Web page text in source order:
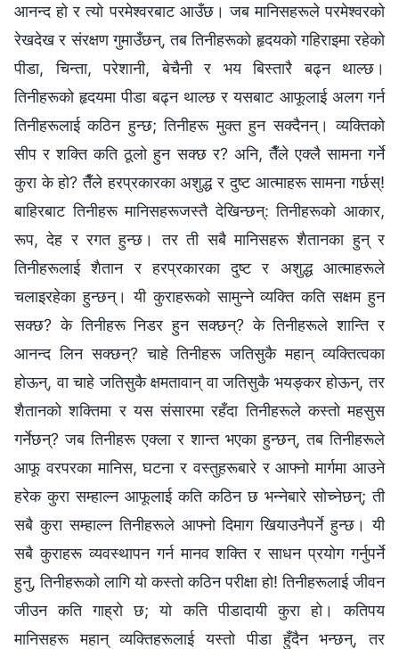
आनन्द हो र त्यो परमेश्‍वरबाट आउँछ। जब मानिसहरूले परमेश्‍वरको
रेखदेख र संरक्षण गुमाउँछन्, तब तिनीहरूको हृदयको गहिराइमा रहेको
पीडा, चिन्ता, परेशानी, बेचैनी र भय बिस्तारै बढ्न थाल्छ।
तिनीहरूको हृदयमा पीडा बढ्न थाल्छ र यसबाट आफूलाई अलग गर्न
तिनीहरूलाई कठिन हुन्छ; तिनीहरू मुक्त हुन सक्दैनन्। व्यक्तिको
सीप र शक्ति कति ठूलो हुन सक्छ र? अनि, तैँले एक्लै सामना गर्ने
कुरा के हो? तैँले हरप्रकारका अशुद्ध र दुष्ट आत्माहरू सामना गर्छस्!
बाहिरबाट तिनीहरू मानिसहरूजस्तै देखिन्छन्: तिनीहरूको आकार,
रूप, देह र रगत हुन्छ। तर ती सबै मानिसहरू शैतानका हुन् र
तिनीहरूलाई शैतान र हरप्रकारका दुष्ट र अशुद्ध आत्माहरूले
चलाइरहेका हुन्छन्। यी कुराहरूको सामुन्ने व्यक्ति कति सक्षम हुन
सक्छ? के तिनीहरू निडर हुन सक्छन्? के तिनीहरूले शान्ति र
आनन्द लिन सक्छन्? चाहे तिनीहरू जतिसुकै महान्‌ व्यक्तित्वका
होऊन्, वा चाहे जतिसुकै क्षमतावान्‌ वा जतिसुकै भयङ्कर होऊन्, तर
शैतानको शक्तिमा र यस संसारमा रहँदा तिनीहरूले कस्तो महसुस
गर्नेछन्? जब तिनीहरू एक्ला र शान्त भएका हुन्छन्, तब तिनीहरूले
आफू वरपरका मानिस, घटना र वस्तुहरूबारे र आफ्नो मार्गमा आउने
हरेक कुरा सम्हाल्न आफूलाई कति कठिन छ भन्‍नेबारे सोच्नेछन्; ती
सबै कुरा सम्हाल्न तिनीहरूले आफ्नो दिमाग खियाउनैपर्ने हुन्छ। यी
सबै कुराहरू व्यवस्थापन गर्न मानव शक्ति र साधन प्रयोग गर्नुपर्ने
हुनु, तिनीहरूको लागि यो कस्तो कठिन परीक्षा हो! तिनीहरूलाई जीवन
जीउन कति गाह्रो छ; यो कति पीडादायी कुरा हो। कतिपय
मानिसहरू महान्‌ व्यक्तिहरूलाई यस्तो पीडा हुँदैन भन्छन्, तर